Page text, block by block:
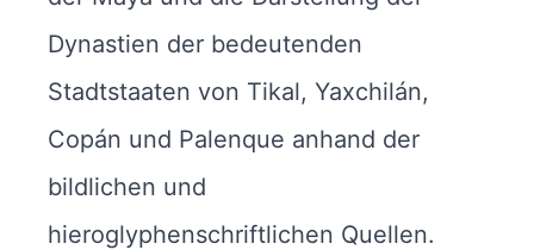
Dynastien der bedeutenden
Stadtstaaten von Tikal, Yaxchilán,
Copán und Palenque anhand der
bildlichen und
hieroglyphenschriftlichen Quellen.